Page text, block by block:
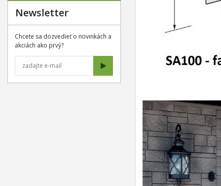
Newsletter
Chcete sa dozvedieť o novinkách a
akciách ako prvý?